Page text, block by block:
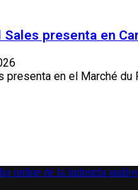
Sales presenta en
presenta en el Marché